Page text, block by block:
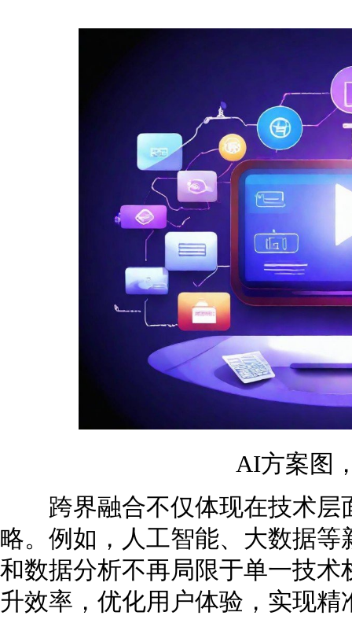
AI方案图
跨界融合不仅体现在技术层
略。例如，人工智能、大数据
和数据分析不再局限于单一技
升效率，优化用户体验，实现精